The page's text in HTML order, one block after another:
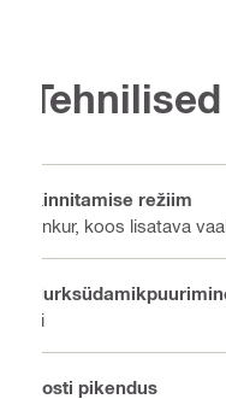
Kinnitamise režiim
Ankur, koos lisatava
Ei
Posti pikendus